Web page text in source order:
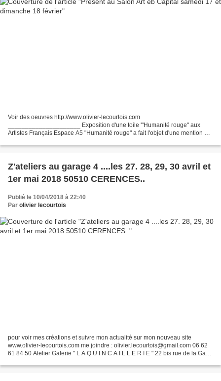
Voir des oeuvres http://www.olivier-lecourtois.com
_____________________ Exposition d'une toile '"Humanité rouge" aux
Artistes Français Espace A5 "Humanité rouge" a fait l'objet d'une mention par
Z'ateliers au garage 4 ....les 27. 28, 29, 30 avril et
1er mai 2018 50510 CERENCES..
Publié le 10/04/2018 à 22:40
Par olivier lecourtois
pour voir mes créations et suivre mon actualité sur mon nouveau site
www.olivier-lecourtois.com me joindre : olivier.lecourtois@gmail.com 06 62
61 84 50 Atelier Galerie " L A Q U I N C A I L L E R I E " 22 bis rue de la Gare